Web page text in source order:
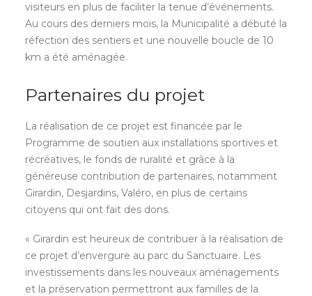
visiteurs en plus de faciliter la tenue d’événements.
Au cours des derniers mois, la Municipalité a débuté la
réfection des sentiers et une nouvelle boucle de 10
km a été aménagée.
Partenaires du projet
La réalisation de ce projet est financée par le
Programme de soutien aux installations sportives et
récréatives, le fonds de ruralité et grâce à la
généreuse contribution de partenaires, notamment
Girardin, Desjardins, Valéro, en plus de certains
citoyens qui ont fait des dons.
« Girardin est heureux de contribuer à la réalisation de
ce projet d’envergure au parc du Sanctuaire. Les
investissements dans les nouveaux aménagements
et la préservation permettront aux familles de la